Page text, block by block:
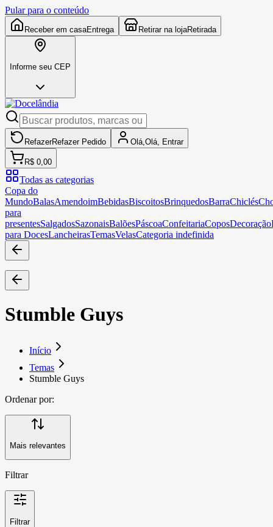
Pular para o conteúdo
Receber em casaEntrega Retirar na lojaRetirada
Informe seu CEP
RefazerRefazer Pedido Olá, Olá, Entrar
R$ 0,00
Todas as categorias
Copa do
MundoBalasAmendoimBebidasBiscoitosBrinquedosBarraChiclés
para
presentesSalgadosSazonaisBalõesPáscoaConfeitariaCoposDecoração
para DocesLancheirasTemasVelasCategoria indefinida
Stumble Guys
Início
Temas
Stumble Guys
Ordenar por:
Mais relevantes
Filtrar
Filtrar